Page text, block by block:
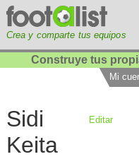
Crea y comparte tus equipos
Construye tus
Mi
Sidi
Keita
Editar